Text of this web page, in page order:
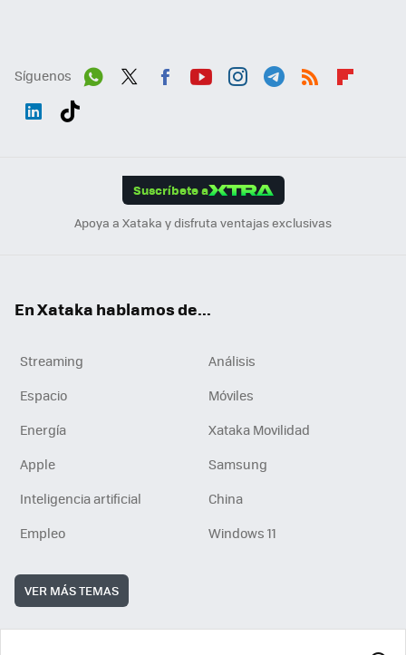
Síguenos
Suscríbete a
Apoya a Xataka y disfruta ventajas exclusivas
En Xataka hablamos de...
Streaming
Análisis
Espacio
Móviles
Energía
Xataka Movilidad
Apple
Samsung
Inteligencia artificial
China
Empleo
Windows 11
VER MÁS TEMAS